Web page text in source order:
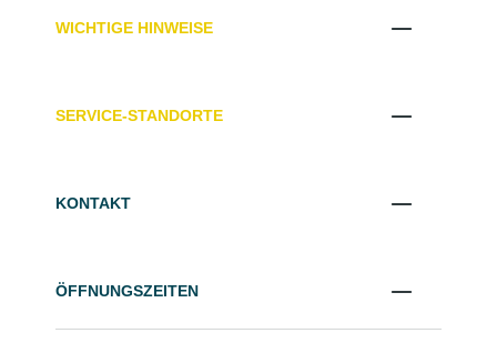
WICHTIGE HINWEISE
SERVICE-STANDORTE
KONTAKT
ÖFFNUNGSZEITEN